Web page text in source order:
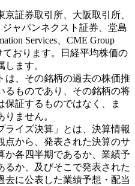
証券取引所、大阪取引所、
ャパンネクスト証券、堂島
Services、CME Group
おります。日経平均株価の
ます。
は、その銘柄の過去の株価推
るものであり、その銘柄の将
証するものではなく、ま
ません。
ライズ決算」とは、決算情報
点から、発表された決算のサ
か各四半期であるか、業績予
るか、及びそこで発表された
去に公表した業績予想・配当